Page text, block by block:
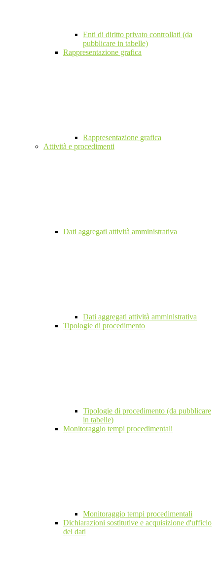
Enti di diritto privato controllati (da
pubblicare in tabelle)
Rappresentazione grafica
Rappresentazione grafica
Attività e procedimenti
Dati aggregati attività amministrativa
Dati aggregati attività amministrativa
Tipologie di procedimento
Tipologie di procedimento (da pubblicare
in tabelle)
Monitoraggio tempi procedimentali
Monitoraggio tempi procedimentali
Dichiarazioni sostitutive e acquisizione d'ufficio
dei dati